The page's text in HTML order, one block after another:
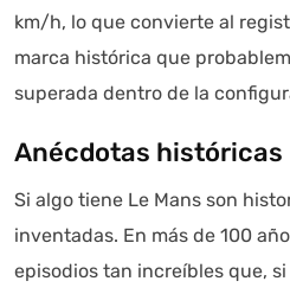
km/h, lo que convierte al
marca histórica que
superada dentro de la
Anécdotas históricas
Si algo tiene Le Mans son
inventadas. En más de 100
episodios tan increíbles que,